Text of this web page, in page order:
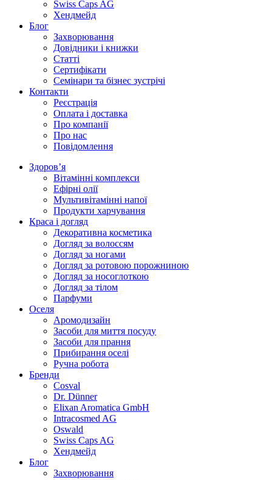
Swiss Caps AG
Хендмейд
Блог
Захворювання
Довідники і книжки
Статті
Сертифікати
Семінари та бізнес зустрічі
Контакти
Реєстрація
Оплата і доставка
Про компанії
Про нас
Повідомлення
Здоров’я
Вітамінні комплекси
Ефірні олії
Мультивітамінні напої
Продукти харчування
Краса і догляд
Декоративна косметика
Догляд за волоссям
Догляд за ногами
Догляд за ротовою порожниною
Догляд за носоглоткою
Догляд за тілом
Парфуми
Оселя
Аромодизайн
Засоби для миття посуду
Засоби для прання
Прибирання оселі
Ручна робота
Бренди
Cosval
Dr. Dünner
Elixan Aromatica GmbH
Intracosmed AG
Oswald
Swiss Caps AG
Хендмейд
Блог
Захворювання